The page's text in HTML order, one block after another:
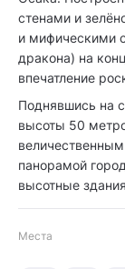
стенами и
и мифическими
дракона) на
впечатление
Поднявшись на
высоты 50
панорамой
высотные
Места